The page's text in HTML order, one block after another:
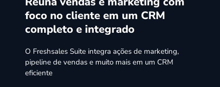
foco no cliente em um CRM
completo e integrado
O Freshsales Suite integra ações de marketing,
pipeline de vendas e muito mais em um CRM
eficiente